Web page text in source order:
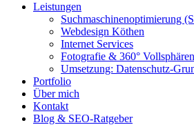
Leistungen
Suchmaschinenoptimierung
Webdesign Köthen
Internet Services
Fotografie & 360°
Umsetzung: Datenschutz-
Portfolio
Über mich
Kontakt
Blog & SEO-Ratgeber